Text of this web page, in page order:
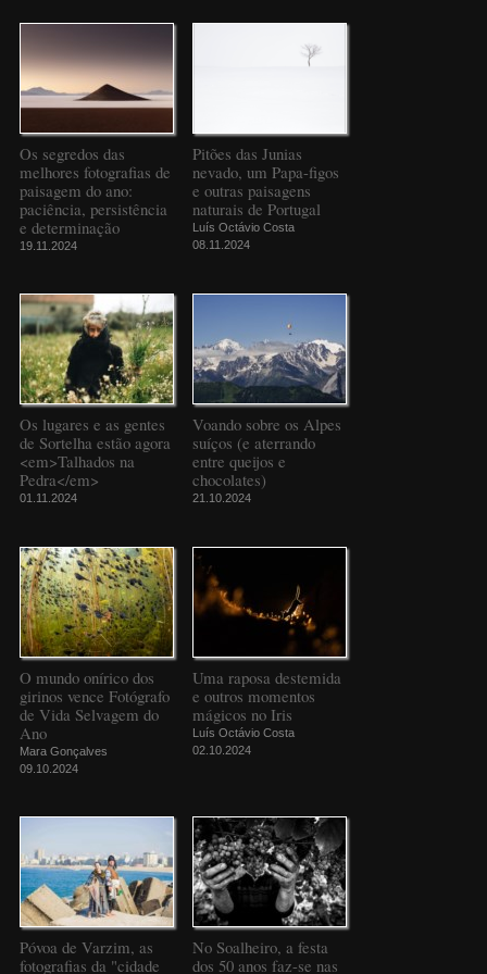
Os segredos das
melhores fotografias de
paisagem do ano:
paciência, persistência
e determinação
19.11.2024
Pitões das Junias
nevado, um Papa-figos
e outras paisagens
naturais de Portugal
Luís Octávio Costa
08.11.2024
Os lugares e as gentes
de Sortelha estão agora
<em>Talhados na
Pedra</em>
01.11.2024
Voando sobre os Alpes
suíços (e aterrando
entre queijos e
chocolates)
21.10.2024
O mundo onírico dos
girinos vence Fotógrafo
de Vida Selvagem do
Ano
Mara Gonçalves
09.10.2024
Uma raposa destemida
e outros momentos
mágicos no Iris
Luís Octávio Costa
02.10.2024
Póvoa de Varzim, as
fotografias da "cidade
No Soalheiro, a festa
dos 50 anos faz-se nas